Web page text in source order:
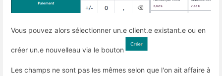
Vous pouvez alors sélectionner un.e client.e existant.e ou en
créer un.e nouvelleau via le bouton
Les champs ne sont pas les mêmes selon que l'on ait affaire à